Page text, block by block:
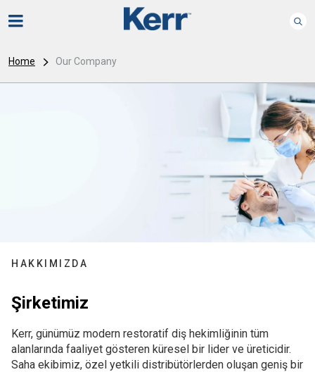
Home Our Company
HAKKIMIZDA
Şirketimiz
Kerr, günümüz modern restoratif diş hekimliğinin tüm
alanlarında faaliyet gösteren küresel bir lider ve üreticidir.
Saha ekibimiz, özel yetkili distribütörlerden oluşan geniş bir